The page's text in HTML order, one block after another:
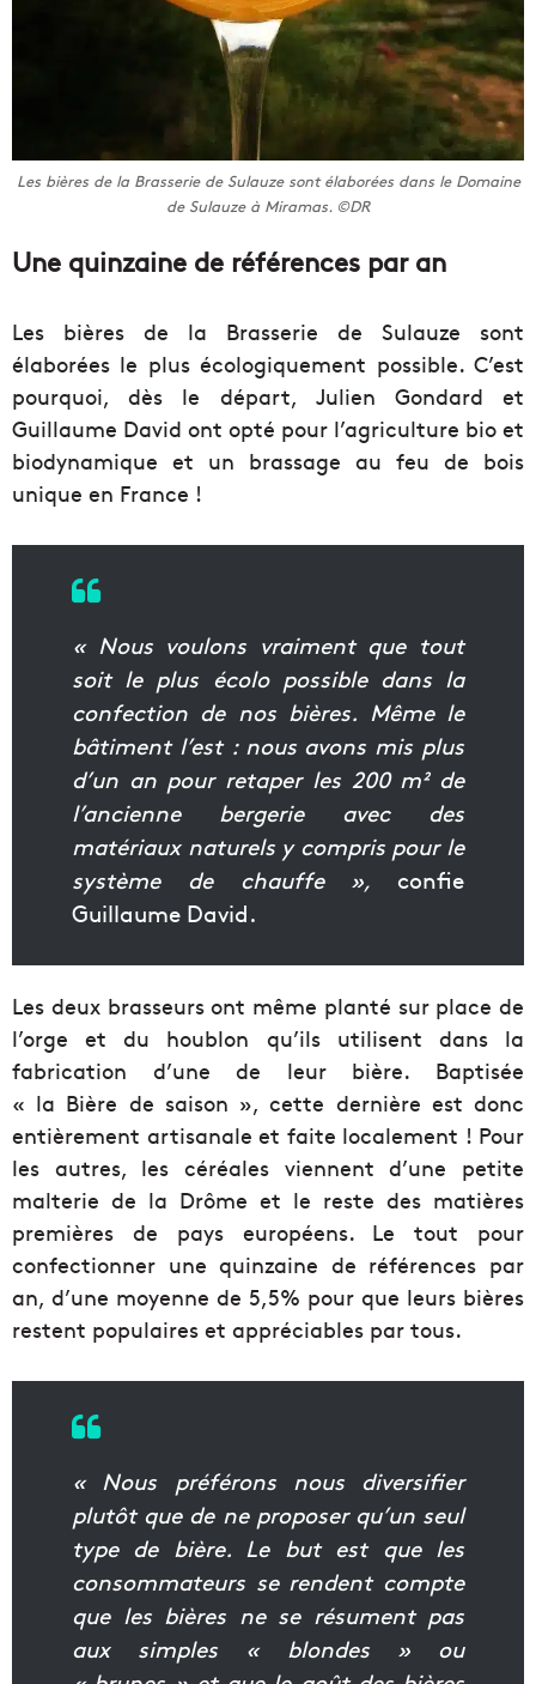
Les bières de la Brasserie de Sulauze sont élaborées dans le Domaine
de Sulauze à Miramas. ©DR
Une quinzaine de références par an
Les bières de la Brasserie de Sulauze sont
élaborées le plus écologiquement possible. C’est
pourquoi, dès le départ, Julien Gondard et
Guillaume David ont opté pour l’agriculture bio et
biodynamique et un brassage au feu de bois
unique en France !
« Nous voulons vraiment que tout
soit le plus écolo possible dans la
confection de nos bières. Même le
bâtiment l’est : nous avons mis plus
d’un an pour retaper les 200 m² de
l’ancienne bergerie avec des
matériaux naturels y compris pour le
système de chauffe », confie
Guillaume David.
Les deux brasseurs ont même planté sur place de
l’orge et du houblon qu’ils utilisent dans la
fabrication d’une de leur bière. Baptisée
« la Bière de saison », cette dernière est donc
entièrement artisanale et faite localement ! Pour
les autres, les céréales viennent d’une petite
malterie de la Drôme et le reste des matières
premières de pays européens. Le tout pour
confectionner une quinzaine de références par
an, d’une moyenne de 5,5% pour que leurs bières
restent populaires et appréciables par tous.
« Nous préférons nous diversifier
plutôt que de ne proposer qu’un seul
type de bière. Le but est que les
consommateurs se rendent compte
que les bières ne se résument pas
aux simples « blondes » ou